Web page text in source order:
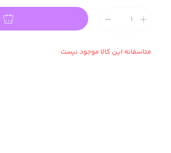
متاسفانه این کالا موجود نیست